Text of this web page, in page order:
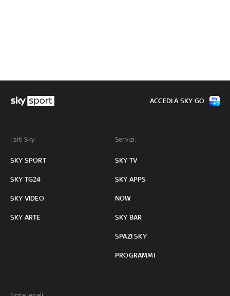
I siti Sky:
SKY SPORT
SKY TG24
SKY VIDEO
SKY ARTE
Servizi:
SKY TV
SKY APPS
NOW
SKY BAR
SPAZI SKY
PROGRAMMI
ACCEDI A SKY GO